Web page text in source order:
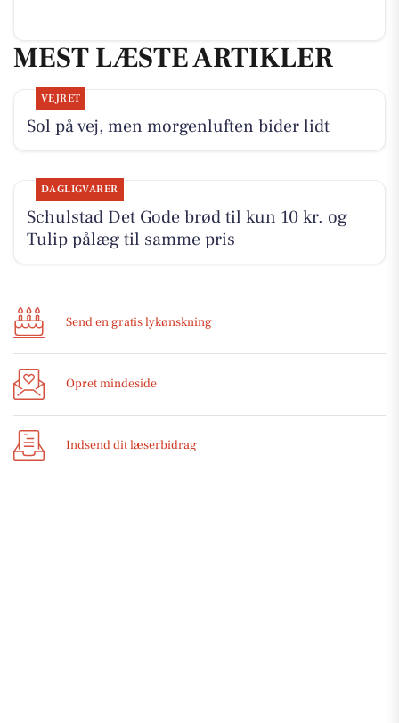
MEST LÆSTE ARTIKLER
VEJRET
Sol på vej, men morgenluften bider lidt
DAGLIGVARER
Schulstad Det Gode brød til kun 10 kr. og
Tulip pålæg til samme pris
Send en gratis lykønskning
Opret mindeside
Indsend dit læserbidrag